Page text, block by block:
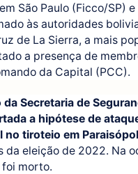
São Paulo (Ficco/SP) e
às autoridades
de La Sierra, a mais
a presença de
da Capital (PCC).
Secretaria de
a hipótese de
no tiroteio em
da eleição de 2022. Na
foi morto.